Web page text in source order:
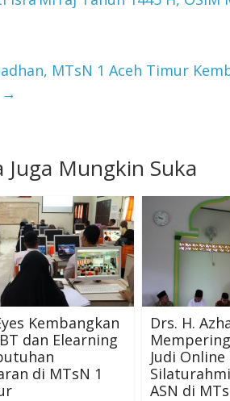
MTsN 1 Aceh Timur
→
Juga Mungkin Suka
Kembangkan
dan Elearning
di MTsN 1
Drs. H.
Judi
ASN di